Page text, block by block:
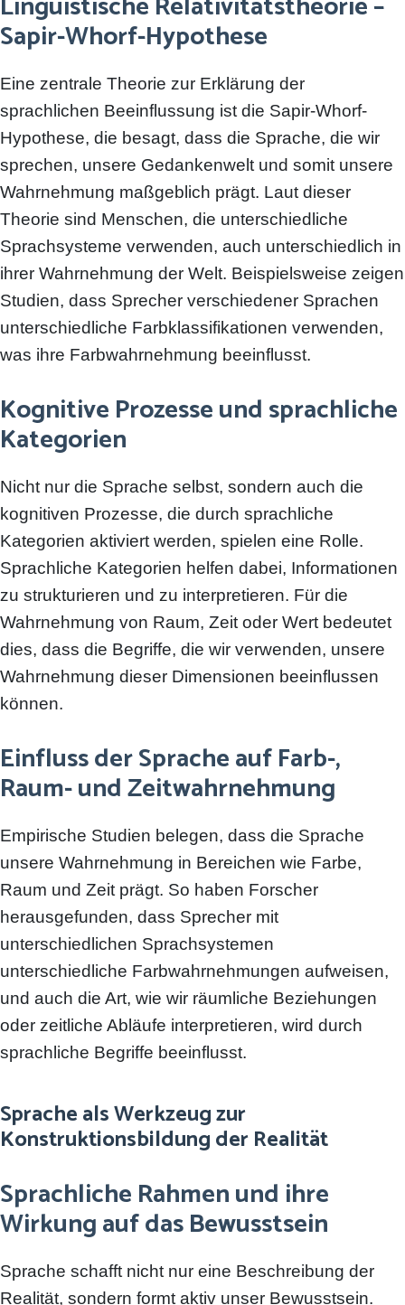
Sapir-Whorf-Hypothese
Eine zentrale Theorie zur Erklärung der
sprachlichen Beeinflussung ist die Sapir-Whorf-
Hypothese, die besagt, dass die Sprache, die wir
sprechen, unsere Gedankenwelt und somit unsere
Wahrnehmung maßgeblich prägt. Laut dieser
Theorie sind Menschen, die unterschiedliche
Sprachsysteme verwenden, auch unterschiedlich in
ihrer Wahrnehmung der Welt. Beispielsweise zeigen
Studien, dass Sprecher verschiedener Sprachen
unterschiedliche Farbklassifikationen verwenden,
was ihre Farbwahrnehmung beeinflusst.
Kognitive Prozesse und sprachliche
Kategorien
Nicht nur die Sprache selbst, sondern auch die
kognitiven Prozesse, die durch sprachliche
Kategorien aktiviert werden, spielen eine Rolle.
Sprachliche Kategorien helfen dabei, Informationen
zu strukturieren und zu interpretieren. Für die
Wahrnehmung von Raum, Zeit oder Wert bedeutet
dies, dass die Begriffe, die wir verwenden, unsere
Wahrnehmung dieser Dimensionen beeinflussen
können.
Einfluss der Sprache auf Farb-,
Raum- und Zeitwahrnehmung
Empirische Studien belegen, dass die Sprache
unsere Wahrnehmung in Bereichen wie Farbe,
Raum und Zeit prägt. So haben Forscher
herausgefunden, dass Sprecher mit
unterschiedlichen Sprachsystemen
unterschiedliche Farbwahrnehmungen aufweisen,
und auch die Art, wie wir räumliche Beziehungen
oder zeitliche Abläufe interpretieren, wird durch
sprachliche Begriffe beeinflusst.
Sprache als Werkzeug zur
Konstruktionsbildung der Realität
Sprachliche Rahmen und ihre
Wirkung auf das Bewusstsein
Sprache schafft nicht nur eine Beschreibung der
Realität, sondern formt aktiv unser Bewusstsein.